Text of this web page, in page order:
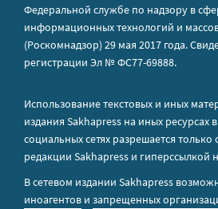
Федеральной службе по надзору в
информационных технологий и
(Роскомнадзор) 29 мая 2017 года.
регистрации Эл № ФС77-69888.
Использование текстовых и иных
издания Sakhapress на иных ресурсах
социальных сетях разрешается только
редакции Sakhapress и гиперссылкой
В сетевом издании Sakhapress
иноагентов и запрещенных